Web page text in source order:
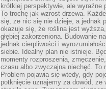
krótkiej perspektywie, ale wyraźne
To trochę jak wzrost drzewa.
się, że nic się nie dzieje, a jednak
okazuje się, że roślina jest
głębiej zakorzeniona. Budowanie
jednak cierpliwości i
siebie. Idealny plan nie istnieje.
momenty rozproszenia,
czasu albo zwyczajna niechęć. To
Problem pojawia się wtedy, gdy
potknięcie uznajemy za dowód, że